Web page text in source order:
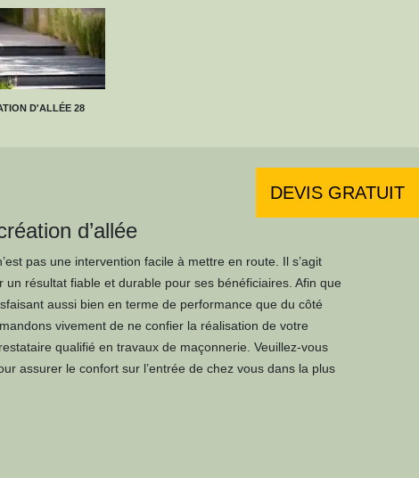
DEVIS GRATUIT
D'ALLÉE 28
d’allée
pas une intervention facile à mettre en route. Il s’agit
un résultat fiable et durable pour ses bénéficiaires. Afin que
aussi bien en terme de performance que du côté
vivement de ne confier la réalisation de votre
qualifié en travaux de maçonnerie. Veuillez-vous
assurer le confort sur l’entrée de chez vous dans la plus